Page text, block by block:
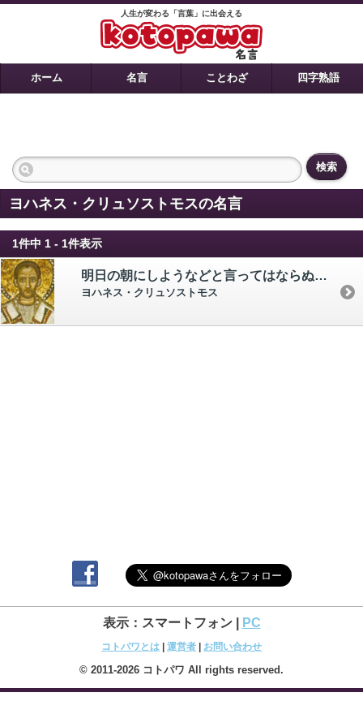
人生が変わる「言葉」に出会える
ホーム 名言 ことわざ 四字熟語
検索
ヨハネス・クリュソストモスの名言
1件中 1 - 1件表示
明日の朝にしようなどと言ってはならぬ。 朝が仕事を仕上げて持ってきてくれるわけがない。
ヨハネス・クリュソストモス
表示：スマートフォン | PC
コトパワとは 運営者 お問い合わせ
© 2011-2026 コトパワ All rights reserved.